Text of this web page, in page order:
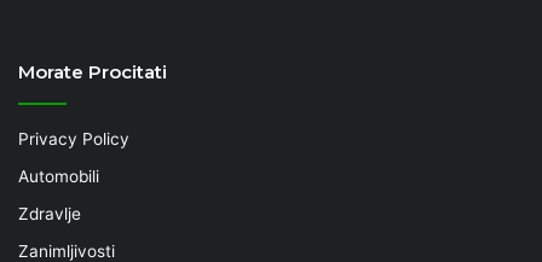
Morate Procitati
Privacy Policy
Automobili
Zdravlje
Zanimljivosti